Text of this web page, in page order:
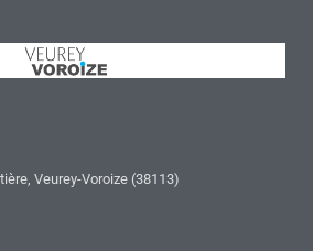
Veurey-Voroize (38113)